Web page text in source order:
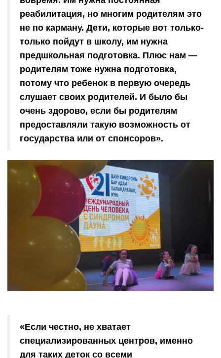
реабилитация, но многим родителям это
не по карману. Дети, которые вот только-
только пойдут в школу, им нужна
предшкольная подготовка. Плюс нам —
родителям тоже нужна подготовка,
потому что ребенок в первую очередь
слушает своих родителей. И было бы
очень здорово, если бы родителям
предоставляли такую возможность от
государства или от спонсоров».
«Если честно, не хватает
специализированных центров, именно
для таких деток со всеми